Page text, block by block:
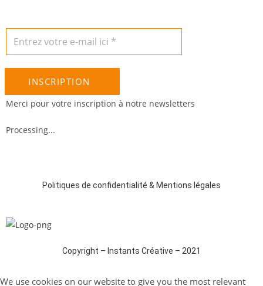
INSCRIPTION
Merci pour votre inscription à notre newsletters
Processing...
Politiques de confidentialité & Mentions légales
Copyright – Instants Créative – 2021
We use cookies on our website to give you the most relevant